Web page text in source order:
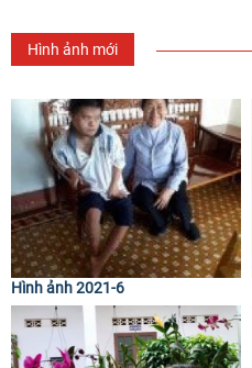
Hình ảnh mới
Hình ảnh 2021-6